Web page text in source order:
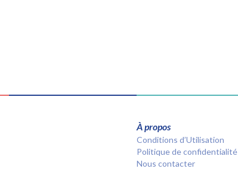
À propos
Conditions d’Utilisation
Politique de confidentialité
Nous contacter